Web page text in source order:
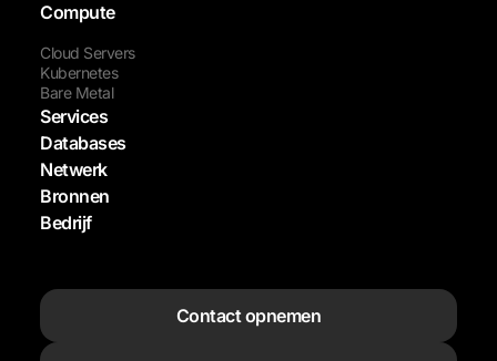
Compute
Cloud Servers
Kubernetes
Bare Metal
Services
Databases
Netwerk
Bronnen
Bedrijf
Contact opnemen